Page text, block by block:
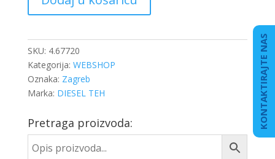
SPRINTER
SKU: 4.67720
Kategorija: WEBSHOP
Oznaka: Zagreb
Marka: DIESEL TEH
Pretraga proizvoda: KONTAKTIRAJTE NAS